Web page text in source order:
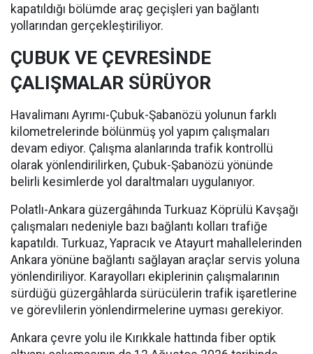
kapatıldığı bölümde araç geçişleri yan bağlantı
yollarından gerçekleştiriliyor.
ÇUBUK VE ÇEVRESİNDE
ÇALIŞMALAR SÜRÜYOR
Havalimanı Ayrımı-Çubuk-Şabanözü yolunun farklı
kilometrelerinde bölünmüş yol yapım çalışmaları
devam ediyor. Çalışma alanlarında trafik kontrollü
olarak yönlendirilirken, Çubuk-Şabanözü yönünde
belirli kesimlerde yol daraltmaları uygulanıyor.
Polatlı-Ankara güzergâhında Turkuaz Köprülü Kavşağı
çalışmaları nedeniyle bazı bağlantı kolları trafiğe
kapatıldı. Turkuaz, Yapracık ve Atayurt mahallelerinden
Ankara yönüne bağlantı sağlayan araçlar servis yoluna
yönlendiriliyor. Karayolları ekiplerinin çalışmalarının
sürdüğü güzergâhlarda sürücülerin trafik işaretlerine
ve görevlilerin yönlendirmelerine uyması gerekiyor.
Ankara çevre yolu ile Kırıkkale hattında fiber optik